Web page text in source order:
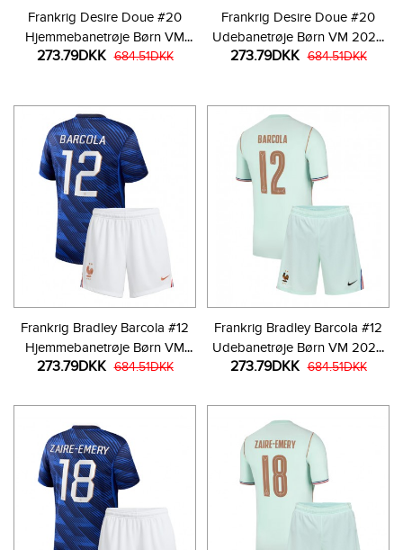
Frankrig Desire Doue #20
Hjemmebanetrøje Børn VM
2026 Kortærmet (+ Korte
273.79DKK 684.51DKK
Frankrig Desire Doue #20
Udebanetrøje Børn VM 2026
Kortærmet (+ Korte bukser)
273.79DKK 684.51DKK
Frankrig Bradley Barcola #12
Hjemmebanetrøje Børn VM
2026 Kortærmet (+ Korte
273.79DKK 684.51DKK
Frankrig Bradley Barcola #12
Udebanetrøje Børn VM 2026
Kortærmet (+ Korte bukser)
273.79DKK 684.51DKK